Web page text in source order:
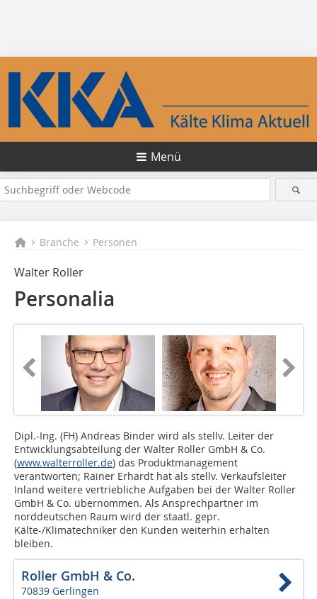
Menü
Branche Personen
Walter Roller
Personalia
Dipl.-Ing. (FH) Andreas Binder wird als stellv. Leiter der
Entwicklungsabteilung der Walter Roller GmbH & Co.
(www.walterroller.de) das Produktmanagement
verantworten; Rainer Erhardt hat als stellv. Verkaufsleiter
Inland weitere vertriebliche Aufgaben bei der Walter Roller
GmbH & Co. übernommen. Als Ansprechpartner im
norddeutschen Raum wird der staatl. gepr.
Kälte-/Klimatechniker den Kunden weiterhin erhalten
bleiben.
Roller GmbH & Co.
70839 Gerlingen